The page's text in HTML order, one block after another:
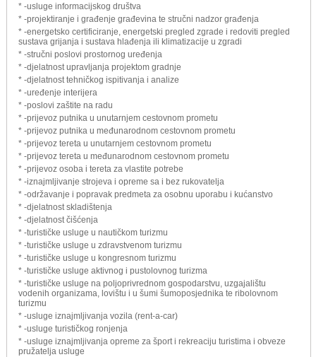
* -usluge informacijskog društva
* -projektiranje i građenje građevina te stručni nadzor građenja
* -energetsko certificiranje, energetski pregled zgrade i redoviti pregled
sustava grijanja i sustava hlađenja ili klimatizacije u zgradi
* -stručni poslovi prostornog uređenja
* -djelatnost upravljanja projektom gradnje
* -djelatnost tehničkog ispitivanja i analize
* -uređenje interijera
* -poslovi zaštite na radu
* -prijevoz putnika u unutarnjem cestovnom prometu
* -prijevoz putnika u međunarodnom cestovnom prometu
* -prijevoz tereta u unutarnjem cestovnom prometu
* -prijevoz tereta u međunarodnom cestovnom prometu
* -prijevoz osoba i tereta za vlastite potrebe
* -iznajmljivanje strojeva i opreme sa i bez rukovatelja
* -održavanje i popravak predmeta za osobnu uporabu i kućanstvo
* -djelatnost skladištenja
* -djelatnost čišćenja
* -turističke usluge u nautičkom turizmu
* -turističke usluge u zdravstvenom turizmu
* -turističke usluge u kongresnom turizmu
* -turističke usluge aktivnog i pustolovnog turizma
* -turističke usluge na poljoprivrednom gospodarstvu, uzgajalištu
vodenih organizama, lovištu i u šumi šumoposjednika te ribolovnom
turizmu
* -usluge iznajmljivanja vozila (rent-a-car)
* -usluge turističkog ronjenja
* -usluge iznajmljivanja opreme za šport i rekreaciju turistima i obveze
pružatelja usluge